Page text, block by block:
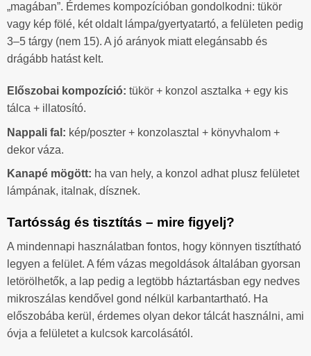
„magában”. Érdemes kompozícióban gondolkodni: tükör
vagy kép fölé, két oldalt lámpa/gyertyatartó, a felületen pedig
3–5 tárgy (nem 15). A jó arányok miatt elegánsabb és
drágább hatást kelt.
Előszobai kompozíció: tükör + konzol asztalka + egy kis
tálca + illatosító.
Nappali fal: kép/poszter + konzolasztal + könyvhalom +
dekor váza.
Kanapé mögött: ha van hely, a konzol adhat plusz felületet
lámpának, italnak, dísznek.
Tartósság és tisztítás – mire figyelj?
A mindennapi használatban fontos, hogy könnyen tisztítható
legyen a felület. A fém vázas megoldások általában gyorsan
letörölhetők, a lap pedig a legtöbb háztartásban egy nedves
mikroszálas kendővel gond nélkül karbantartható. Ha
előszobába kerül, érdemes olyan dekor tálcát használni, ami
óvja a felületet a kulcsok karcolásától.